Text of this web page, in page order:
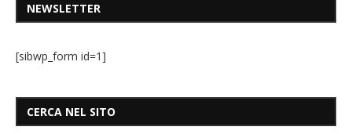
NEWSLETTER
[sibwp_form id=1]
CERCA NEL SITO